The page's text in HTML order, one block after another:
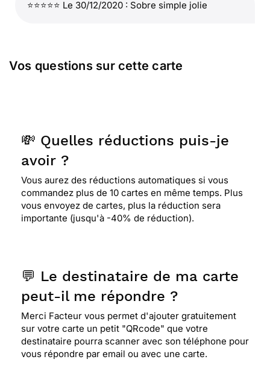
⭐⭐⭐⭐⭐ Le 30/12/2020 : Sobre simple jolie
Vos questions sur cette carte
💸 Quelles réductions puis-je
avoir ?
Vous aurez des réductions automatiques si vous
commandez plus de 10 cartes en même temps. Plus
vous envoyez de cartes, plus la réduction sera
importante (jusqu'à -40% de réduction).
💬 Le destinataire de ma carte
peut-il me répondre ?
Merci Facteur vous permet d'ajouter gratuitement
sur votre carte un petit "QRcode" que votre
destinataire pourra scanner avec son téléphone pour
vous répondre par email ou avec une carte.